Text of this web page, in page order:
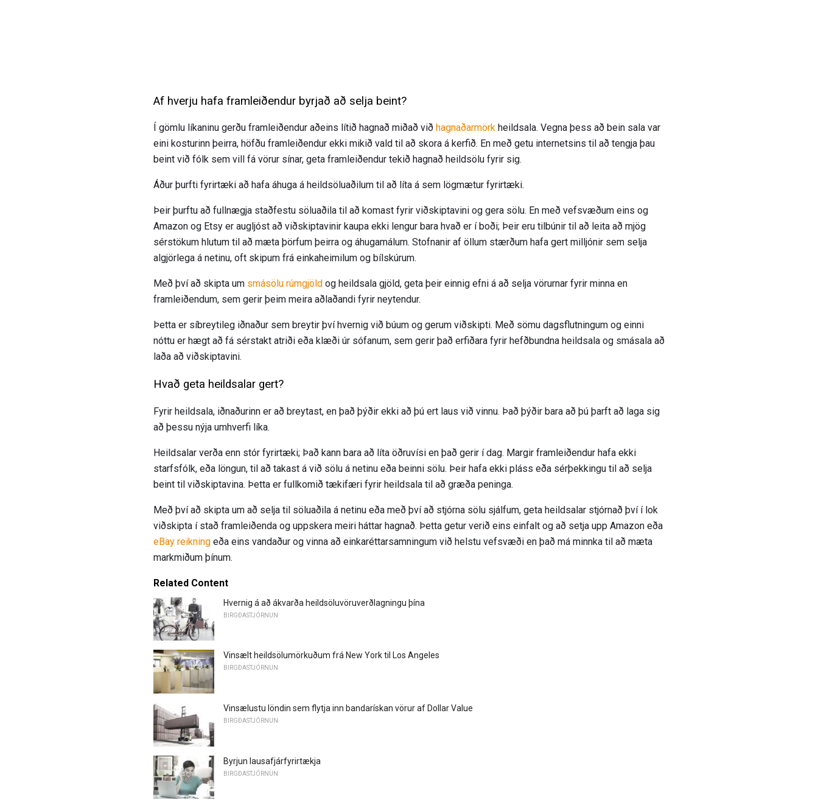
Af hverju hafa framleiðendur byrjað að selja beint?
Í gömlu líkaninu gerðu framleiðendur aðeins lítið hagnað miðað við hagnaðarmörk heildsala. Vegna þess að bein sala var
eini kosturinn þeirra, höfðu framleiðendur ekki mikið vald til að skora á kerfið. En með getu internetsins til að tengja þau
beint við fólk sem vill fá vörur sínar, geta framleiðendur tekið hagnað heildsölu fyrir sig.
Áður þurfti fyrirtæki að hafa áhuga á heildsöluaðilum til að líta á sem lögmætur fyrirtæki.
Þeir þurftu að fullnægja staðfestu söluaðila til að komast fyrir viðskiptavini og gera sölu. En með vefsvæðum eins og
Amazon og Etsy er augljóst að viðskiptavinir kaupa ekki lengur bara hvað er í boði; Þeir eru tilbúnir til að leita að mjög
sérstökum hlutum til að mæta þörfum þeirra og áhugamálum. Stofnanir af öllum stærðum hafa gert milljónir sem selja
algjörlega á netinu, oft skipum frá einkaheimilum og bílskúrum.
Með því að skipta um smásölu rúmgjöld og heildsala gjöld, geta þeir einnig efni á að selja vörurnar fyrir minna en
framleiðendum, sem gerir þeim meira aðlaðandi fyrir neytendur.
Þetta er síbreytileg iðnaður sem breytir því hvernig við búum og gerum viðskipti. Með sömu dagsflutningum og einni
nóttu er hægt að fá sérstakt atriði eða klæði úr sófanum, sem gerir það erfiðara fyrir hefðbundna heildsala og smásala að
laða að viðskiptavini.
Hvað geta heildsalar gert?
Fyrir heildsala, iðnaðurinn er að breytast, en það þýðir ekki að þú ert laus við vinnu. Það þýðir bara að þú þarft að laga sig
að þessu nýja umhverfi líka.
Heildsalar verða enn stór fyrirtæki; Það kann bara að líta öðruvísi en það gerir í dag. Margir framleiðendur hafa ekki
starfsfólk, eða löngun, til að takast á við sölu á netinu eða beinni sölu. Þeir hafa ekki pláss eða sérþekkingu til að selja
beint til viðskiptavina. Þetta er fullkomið tækifæri fyrir heildsala til að græða peninga.
Með því að skipta um að selja til söluaðila á netinu eða með því að stjórna sölu sjálfum, geta heildsalar stjórnað því í lok
viðskipta í stað framleiðenda og uppskera meiri háttar hagnað. Þetta getur verið eins einfalt og að setja upp Amazon eða
eBay reikning eða eins vandaður og vinna að einkaréttarsamningum við helstu vefsvæði en það má minnka til að mæta
markmiðum þínum.
Related Content
Hvernig á að ákvarða heildsöluvöruverðlagningu þína
BIRGÐASTJÓRNUN
Vinsælt heildsölumörkuðum frá New York til Los Angeles
BIRGÐASTJÓRNUN
Vinsælustu löndin sem flytja inn bandarískan vörur af Dollar Value
BIRGÐASTJÓRNUN
Byrjun lausafjárfyrirtækja
BIRGÐASTJÓRNUN